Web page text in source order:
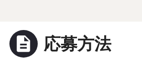
description 応募方法